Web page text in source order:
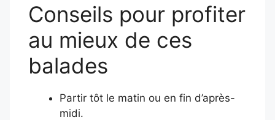
Conseils pour profiter
au mieux de ces
balades
Partir tôt le matin ou en fin d’après-
midi.